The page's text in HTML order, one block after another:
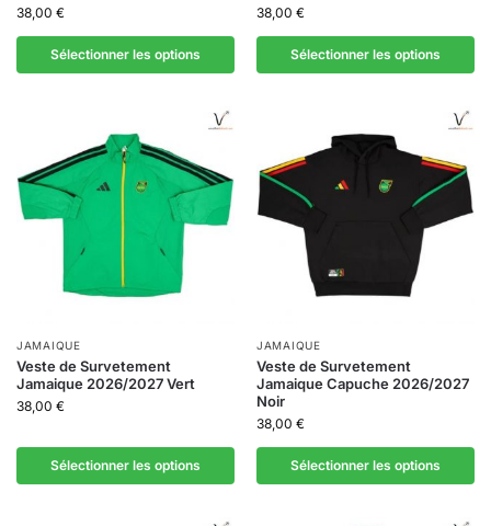
38,00 €
Sélectionner les options
38,00 €
Sélectionner les options
JAMAIQUE
Veste de Survetement
Jamaique 2026/2027 Vert
38,00 €
Sélectionner les options
JAMAIQUE
Veste de Survetement
Jamaique Capuche 2026/2027
Noir
38,00 €
Sélectionner les options